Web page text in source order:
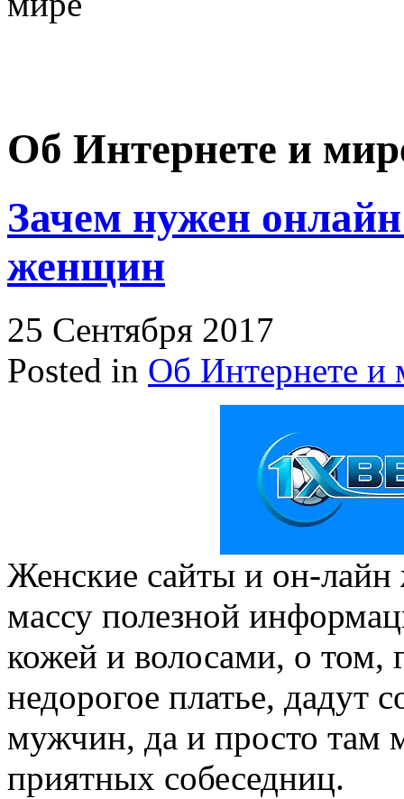
Об Интернете и
Зачем нужен
женщин
25 Сентября 2017
Posted in Об Интернете и
Женские сайты и он-
массу полезной
кожей и волосами, о том,
недорогое платье, дадут
мужчин, да и просто там
приятных собеседниц.